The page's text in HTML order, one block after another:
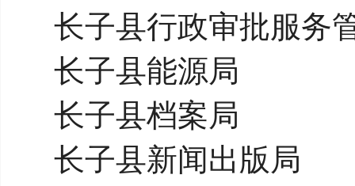
长子县行政审批服务
长子县能源局
长子县档案局
长子县新闻出版局